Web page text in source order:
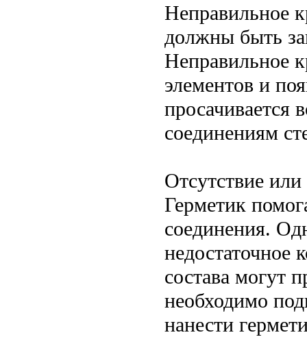
Неправильное
должны быть
Неправильное
элементов и
просачивается
соединениям
Отсутствие
Герметик
соединения.
недостаточное
состава могут
необходимо
нанести